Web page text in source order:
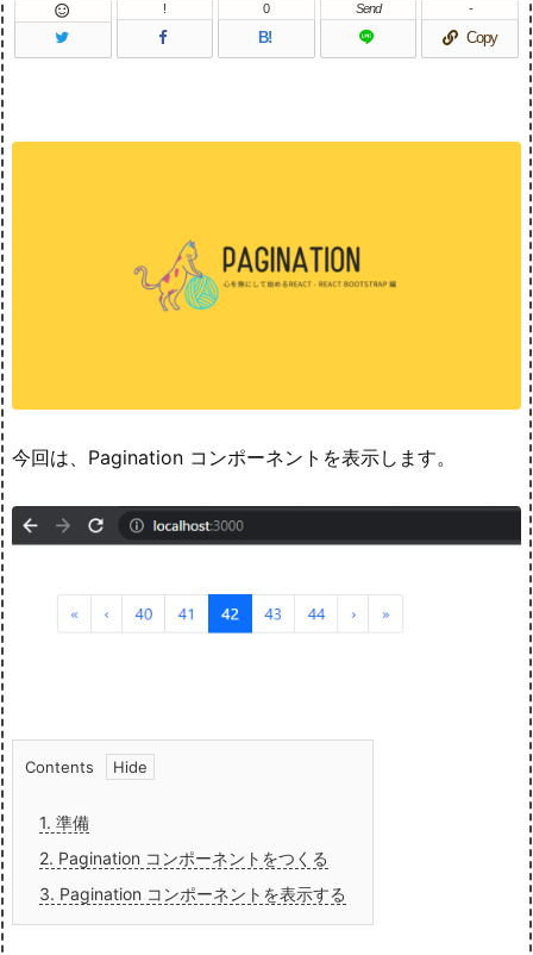
 !
B!
0 Send
Copy
-
今回は、Pagination コンポーネントを表示します。
Contents
1. 準備
2. Pagination コンポーネントをつくる
3. Pagination コンポーネントを表示する